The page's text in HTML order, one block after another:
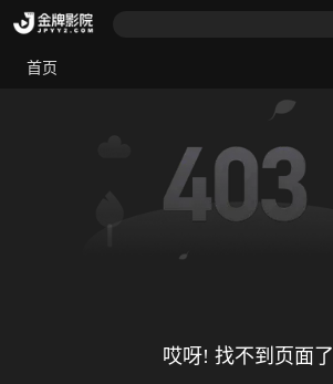
首页
哎呀! 找不到页面了